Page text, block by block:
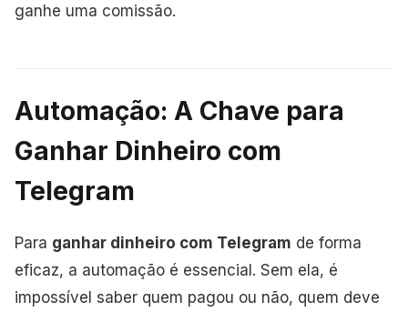
ganhe uma comissão.
Automação: A Chave para
Ganhar Dinheiro com
Telegram
Para ganhar dinheiro com Telegram de forma
eficaz, a automação é essencial. Sem ela, é
impossível saber quem pagou ou não, quem deve